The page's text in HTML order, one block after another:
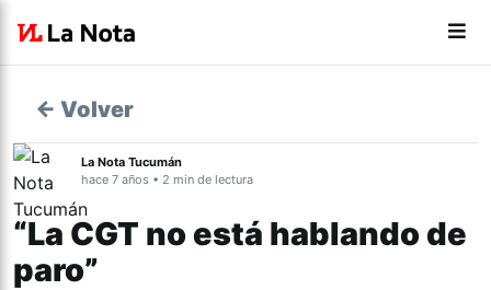
← Volver
La Nota Tucumán
hace 7 años • 2 min de lectura
“La CGT no está hablando de
paro”